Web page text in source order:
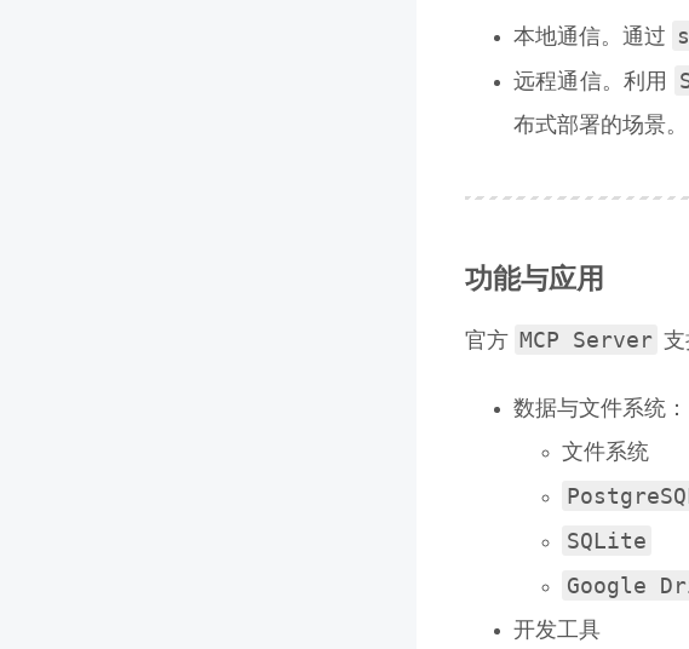
本地通信。通过
远程通信。利用
布式部署的场景。
功能与应用
官方 MCP Server 支
数据与文件系统：
文件系统
SQLite
Google
开发工具